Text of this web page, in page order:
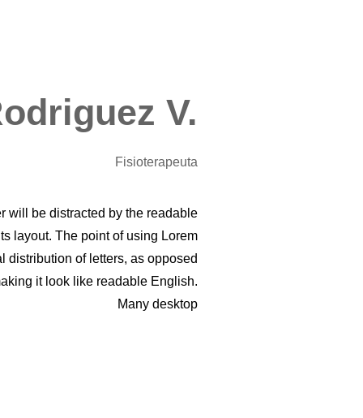
V.
Fisioterapeuta
will be distracted by the readable
layout. The point of using Lorem
distribution of letters, as opposed
it look like readable English.
Many desktop